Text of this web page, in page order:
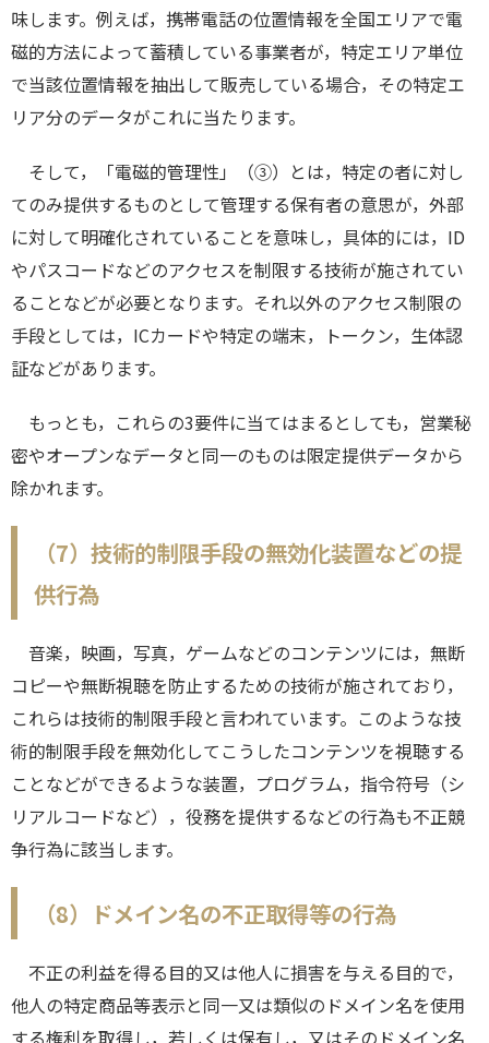
味します。例えば，携帯電話の位置情報を全国エリアで電
磁的方法によって蓄積している事業者が，特定エリア単位
で当該位置情報を抽出して販売している場合，その特定エ
リア分のデータがこれに当たります。
そして，「電磁的管理性」（③）とは，特定の者に対し
てのみ提供するものとして管理する保有者の意思が，外部
に対して明確化されていることを意味し，具体的には，ID
やパスコードなどのアクセスを制限する技術が施されてい
ることなどが必要となります。それ以外のアクセス制限の
手段としては，ICカードや特定の端末，トークン，生体認
証などがあります。
もっとも，これらの3要件に当てはまるとしても，営業秘
密やオープンなデータと同一のものは限定提供データから
除かれます。
（7）技術的制限手段の無効化装置などの提
供行為
音楽，映画，写真，ゲームなどのコンテンツには，無断
コピーや無断視聴を防止するための技術が施されており，
これらは技術的制限手段と言われています。このような技
術的制限手段を無効化してこうしたコンテンツを視聴する
ことなどができるような装置，プログラム，指令符号（シ
リアルコードなど），役務を提供するなどの行為も不正競
争行為に該当します。
（8）ドメイン名の不正取得等の行為
不正の利益を得る目的又は他人に損害を与える目的で，
他人の特定商品等表示と同一又は類似のドメイン名を使用
する権利を取得し，若しくは保有し，又はそのドメイン名